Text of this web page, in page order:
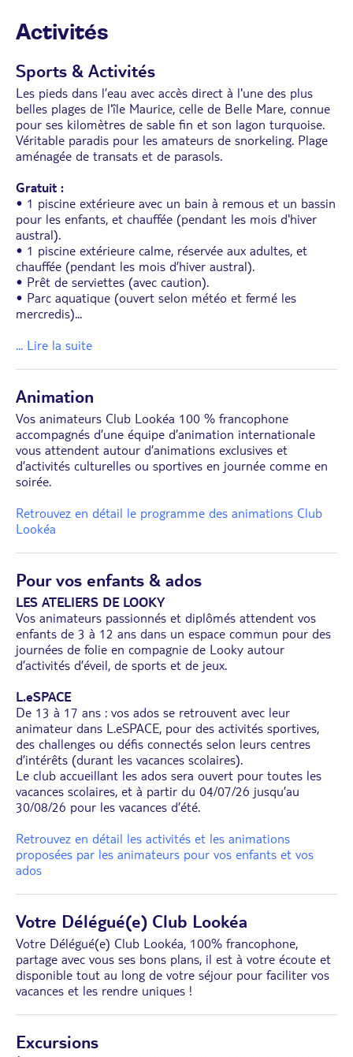
• Coffre-fort
• Mini-bar (vide, boissons et snacks payants
• Nécessaire à café et thé
• Balcon ou terrasse aménagés avec vue sur le
jardin.
• Même configuration pour les chambres
individuelles, triples et quadruples.
• Possibilité de chambres communicantes.
Activités
Sports & Activités
Les pieds dans l’eau avec accès direct à l'une des plus
belles plages de l'île Maurice, celle de Belle Mare, connue
pour ses kilomètres de sable fin et son lagon turquoise.
Véritable paradis pour les amateurs de snorkeling. Plage
aménagée de transats et de parasols.
Gratuit :
• 1 piscine extérieure avec un bain à remous et un bassin
pour les enfants, et chauffée (pendant les mois d'hiver
austral).
• 1 piscine extérieure calme, réservée aux adultes, et
chauffée (pendant les mois d’hiver austral).
• Prêt de serviettes (avec caution).
• Parc aquatique (ouvert selon météo et fermé les
mercredis)...
... Lire la suite
Animation
Vos animateurs Club Lookéa 100 % francophone
accompagnés d’une équipe d’animation internationale
vous attendent autour d’animations exclusives et
d’activités culturelles ou sportives en journée comme en
soirée.
Retrouvez en détail le programme des animations Club
Lookéa
Pour vos enfants & ados
LES ATELIERS DE LOOKY
Vos animateurs passionnés et diplômés attendent vos
enfants de 3 à 12 ans dans un espace commun pour des
journées de folie en compagnie de Looky autour
d’activités d’éveil, de sports et de jeux.
L.eSPACE
De 13 à 17 ans : vos ados se retrouvent avec leur
animateur dans L.eSPACE, pour des activités sportives,
des challenges ou défis connectés selon leurs centres
d’intérêts (durant les vacances scolaires).
Le club accueillant les ados sera ouvert pour toutes les
vacances scolaires, et à partir du 04/07/26 jusqu’au
30/08/26 pour les vacances d’été.
Retrouvez en détail les activités et les animations
proposées par les animateurs pour vos enfants et vos
ados
Votre Délégué(e) Club Lookéa
Votre Délégué(e) Club Lookéa, 100% francophone,
partage avec vous ses bons plans, il est à votre écoute et
disponible tout au long de votre séjour pour faciliter vos
vacances et les rendre uniques !
Excursions